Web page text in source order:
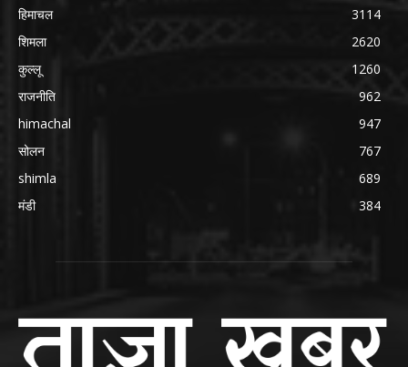
हिमाचल
3114
शिमला
2620
कुल्लू
1260
राजनीति
962
himachal
947
सोलन
767
shimla
689
मंडी
384